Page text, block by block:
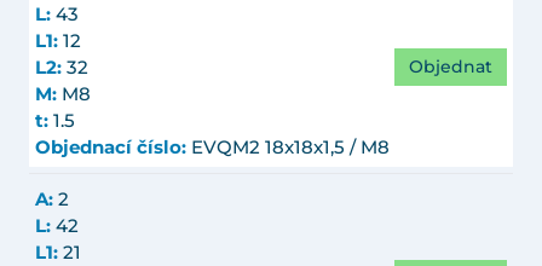
L: 43
L1: 12
L2: 32
M: M8
t: 1.5
Objednací číslo: EVQM2 18x18x1,5 / M8
Objednat
A: 2
L: 42
L1: 21